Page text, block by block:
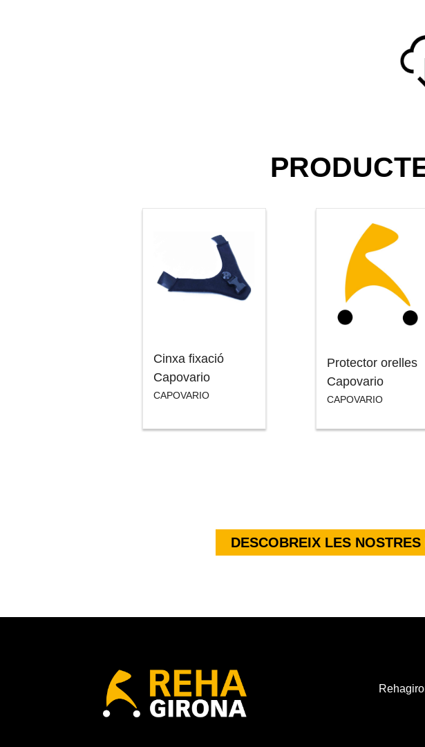
Cinxa fixació
Capovario
CAPOVARIO
Protector orelles
Capovario
CAPOVARIO
DESCOBREIX LES